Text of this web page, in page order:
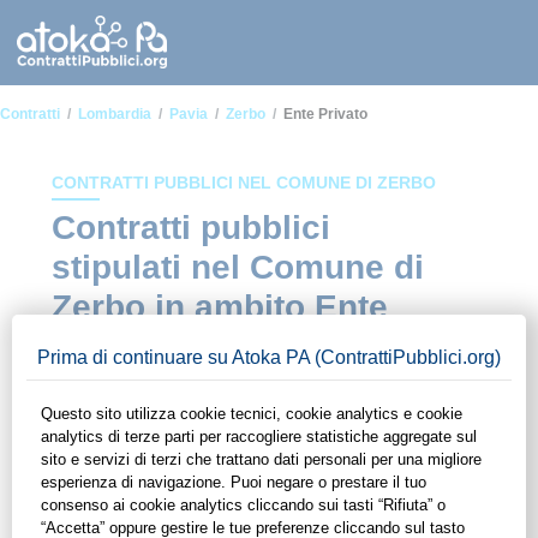
Contratti Lombardia Pavia Zerbo Ente Privato
CONTRATTI PUBBLICI NEL COMUNE DI ZERBO
Contratti pubblici
stipulati nel Comune di
Zerbo in ambito Ente
privato
In questa sezione del sito di ContrattiPubblici.org potrai avere
ad alcuni dei contratti presenti nella piattaforma stipulati
all'interno del Comune di Zerbo in ambito Ente privato. Grazie
alle funzionalità di ContrattiPubblici.org potrai monitorare la
scadenza dei contratti pubblici di tuo interesse e
programmare la tua attività commerciale con le Pubbliche
Amministrazioni con largo anticipo. Il servizio di